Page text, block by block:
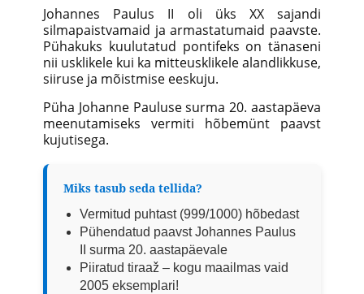
Johannes Paulus II oli üks XX sajandi
silmapaistvamaid ja armastatumaid paavste.
Pühakuks kuulutatud pontifeks on tänaseni
nii usklikele kui ka mitteusklikele alandlikkuse,
siiruse ja mõistmise eeskuju.
Püha Johanne Pauluse surma 20. aastapäeva
meenutamiseks vermiti hõbemünt paavst
kujutisega.
Miks tasub seda tellida?
Vermitud puhtast (999/1000) hõbedast
Pühendatud paavst Johannes Paulus
II surma 20. aastapäevale
Piiratud tiraaž – kogu maailmas vaid
2005 eksemplari!